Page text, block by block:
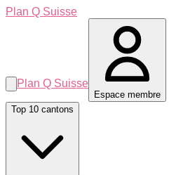
Plan Q Suisse
Plan Q Suisse
Espace membre
Top 10 cantons